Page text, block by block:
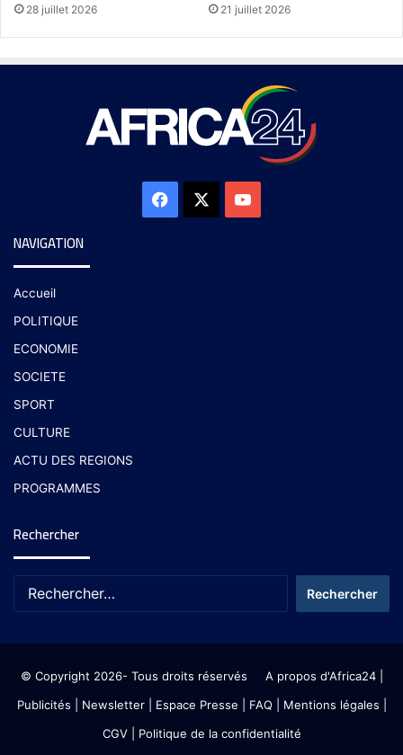
28 juillet 2026 21 juillet 2026
NAVIGATION
Accueil
POLITIQUE
ECONOMIE
SOCIETE
SPORT
CULTURE
ACTU DES REGIONS
PROGRAMMES
Rechercher
© Copyright 2026- Tous droits réservés A propos d'Africa24|
Publicités
Newsletter| Espace Presse | FAQ | Mentions légales
CGV| Politique de la confidentialité